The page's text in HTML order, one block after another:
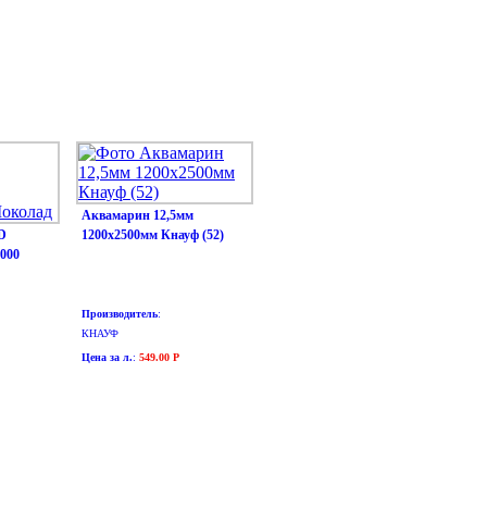
Аквамарин 12,5мм
1200х2500мм Кнауф (52)
Производитель:
КНАУФ
Цена за л.: 549.00 Р